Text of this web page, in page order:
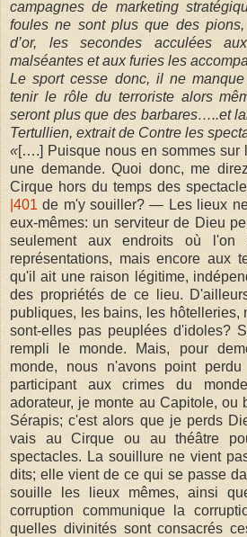
campagnes de marketing
foules ne sont plus que des
d’or, les secondes acculées
malséantes et aux furies les
Le sport cesse donc, il ne
tenir le rôle du terroriste alors
seront plus que des barbares…..et
Tertullien, extrait de Contre les
«[….] Puisque nous en sommes
une demande. Quoi donc, me
Cirque hors du temps des
|401 de m'y souiller? — Les lieux
eux-mêmes: un serviteur de Dieu
seulement aux endroits où l'on
représentations, mais encore aux
qu'il ait une raison légitime,
des propriétés de ce lieu.
publiques, les bains, les hôtelleries,
sont-elles pas peuplées d'idoles?
rempli le monde. Mais, pour
monde, nous n'avons point
participant aux crimes du
adorateur, je monte au Capitole, ou
Sérapis; c'est alors que je perds
vais au Cirque ou au théâtre
spectacles. La souillure ne vient
dits; elle vient de ce qui se passe
souille les lieux mêmes, ainsi
corruption communique la
quelles divinités sont consacrés